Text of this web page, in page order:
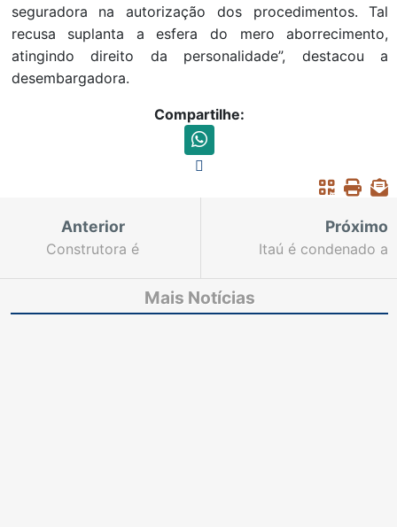
seguradora na autorização dos procedimentos. Tal
recusa suplanta a esfera do mero aborrecimento,
atingindo direito da personalidade”, destacou a
desembargadora.
Compartilhe:
Anterior
Construtora é
entregar imóvel no
Próximo
Itaú é condenado a
indevidamente nome de
Mais Notícias